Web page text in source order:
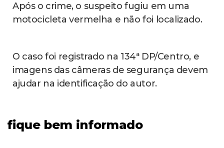
Após o crime, o suspeito fugiu em uma
motocicleta vermelha e não foi localizado.
O caso foi registrado na 134ª DP/Centro, e
imagens das câmeras de segurança devem
ajudar na identificação do autor.
fique bem informado